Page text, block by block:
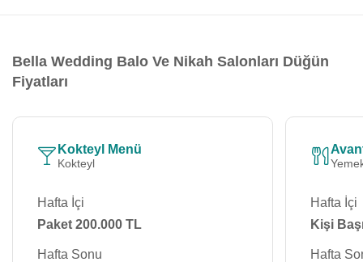
Bella Wedding Balo Ve Nikah Salonları Düğün
Fiyatları
Kokteyl Menü
Kokteyl
Hafta İçi
Paket 200.000 TL
Hafta Sonu
Hafta İçi
Kişi
Hafta